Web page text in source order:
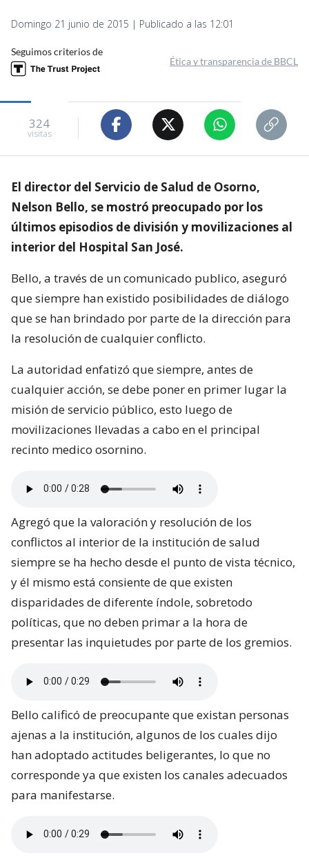
Domingo 21 junio de 2015 | Publicado a las 12:01
Seguimos criterios de
Ética y transparencia de BBCL
324
visitas
El director del Servicio de Salud de Osorno,
Nelson Bello, se mostró preocupado por los
últimos episodios de división y movilizaciones al
interior del Hospital San José.
Bello, a través de un comunicado publico, aseguró
que siempre han existido posibilidades de diálogo
que se han brindado por parte de la dirección para
la resolución de cualquier conflicto.
La autoridad enfatizó que siempre, antes de
cualquier acción, se debe poner en primer lugar la
misión de servicio público, esto luego de
movilizaciones llevadas a cabo en el principal
recinto medico osornino.
Agregó que la valoración y resolución de los
conflictos al interior de la institución de salud
siempre se ha hecho desde el punto de vista técnico,
y él mismo está consiente de que existen
disparidades de diferente índole, sobretodo
políticas, que no deben primar a la hora de
presentar las inquietudes por parte de los gremios.
Bello calificó de preocupante que existan personas
ajenas a la institución, algunos de los cuales dijo
han adoptado actitudes beligerantes, lo que no
corresponde ya que existen los canales adecuados
para manifestarse.